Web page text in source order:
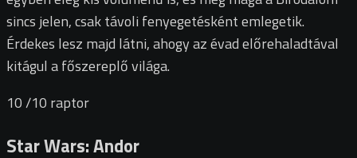
sincs jelen, csak távoli fenyegetésként emlegetik.
Érdekes lesz majd látni, ahogy az évad előrehaladtával
kitágul a főszereplő világa.
10/10 raptor
Star Wars: Andor